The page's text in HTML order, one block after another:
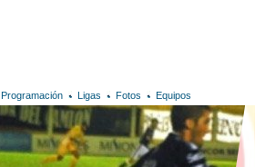
Programación Ligas Fotos Equipos